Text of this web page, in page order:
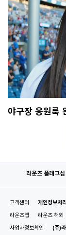
야구장 응원룩
라운즈 플래그십
고객센터 개인정보처
라운즈앱
라운즈 해외
사업자정보확인
(주)